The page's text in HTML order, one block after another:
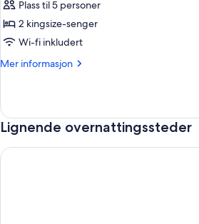
av
Leilighet
–
superior,
Plass til 5 personer
2 kingsize-senger
Wi-fi inkludert
Mer informasjon
Mer
–
superior,
soverom
Lignende overnattingssteder
Cybele Bush Haven Gold Coast